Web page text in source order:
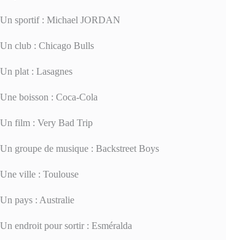
Un sportif : Michael JORDAN
Un club : Chicago Bulls
Un plat : Lasagnes
Une boisson : Coca-Cola
Un film : Very Bad Trip
Un groupe de musique : Backstreet Boys
Une ville : Toulouse
Un pays : Australie
Un endroit pour sortir : Esméralda